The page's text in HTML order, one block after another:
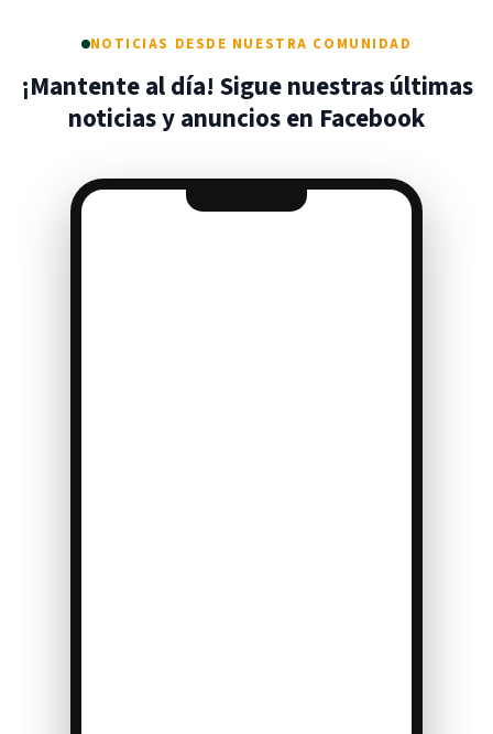
NOTICIAS DESDE NUESTRA COMUNIDAD
¡Mantente al día! Sigue nuestras últimas
noticias y anuncios en Facebook